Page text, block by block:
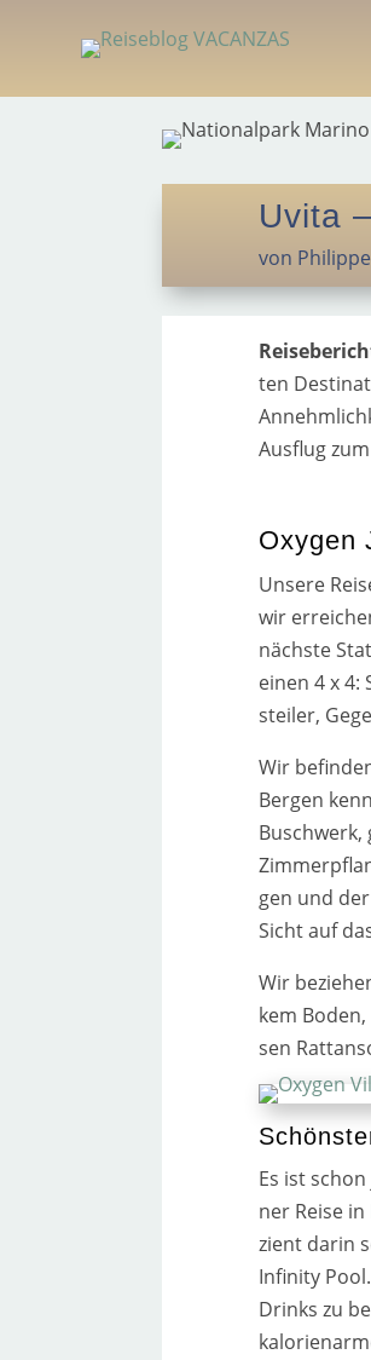
Uvita
von
ten
Ausflug
Oxygen
Unsere
wir
nächs­te
einen 4 x
stei­ler,
Wir
Bergen
Buschwerk,
gen und
Sicht auf
Wir
kem
sen
Es ist
ner Reise in
zi­ent dar­in
Infinity
Drinks zu